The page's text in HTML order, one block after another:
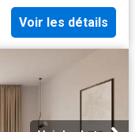
Voir les détails